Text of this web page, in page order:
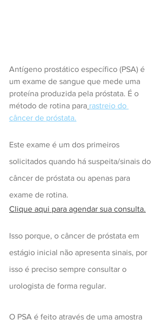
Antígeno prostático específico (PSA) é
um exame de sangue que mede uma
proteína produzida pela próstata. É o
método de rotina para rastreio do
câncer de próstata.
Este exame é um dos primeiros
solicitados quando há suspeita/sinais do
câncer de próstata ou apenas para
exame de rotina.
Clique aqui para agendar sua consulta.
Isso porque, o câncer de próstata em
estágio inicial não apresenta sinais, por
isso é preciso sempre consultar o
urologista de forma regular.
O PSA é feito através de uma amostra